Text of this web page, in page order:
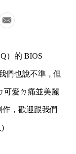
）的 BIOS
們也說不準，但
可愛ㄉ痛並美麗
，歡迎跟我們
)